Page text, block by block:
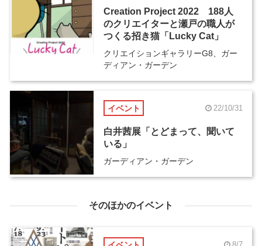
Creation Project 2022 188人
のクリエイターと瀬戸の職人が
つくる招き猫「Lucky Cat」
クリエイションギャラリーG8、ガー
ディアン・ガーデン
イベント 22/10/31
白井茜展「とどまって、聞いて
いる」
ガーディアン・ガーデン
そのほかのイベント